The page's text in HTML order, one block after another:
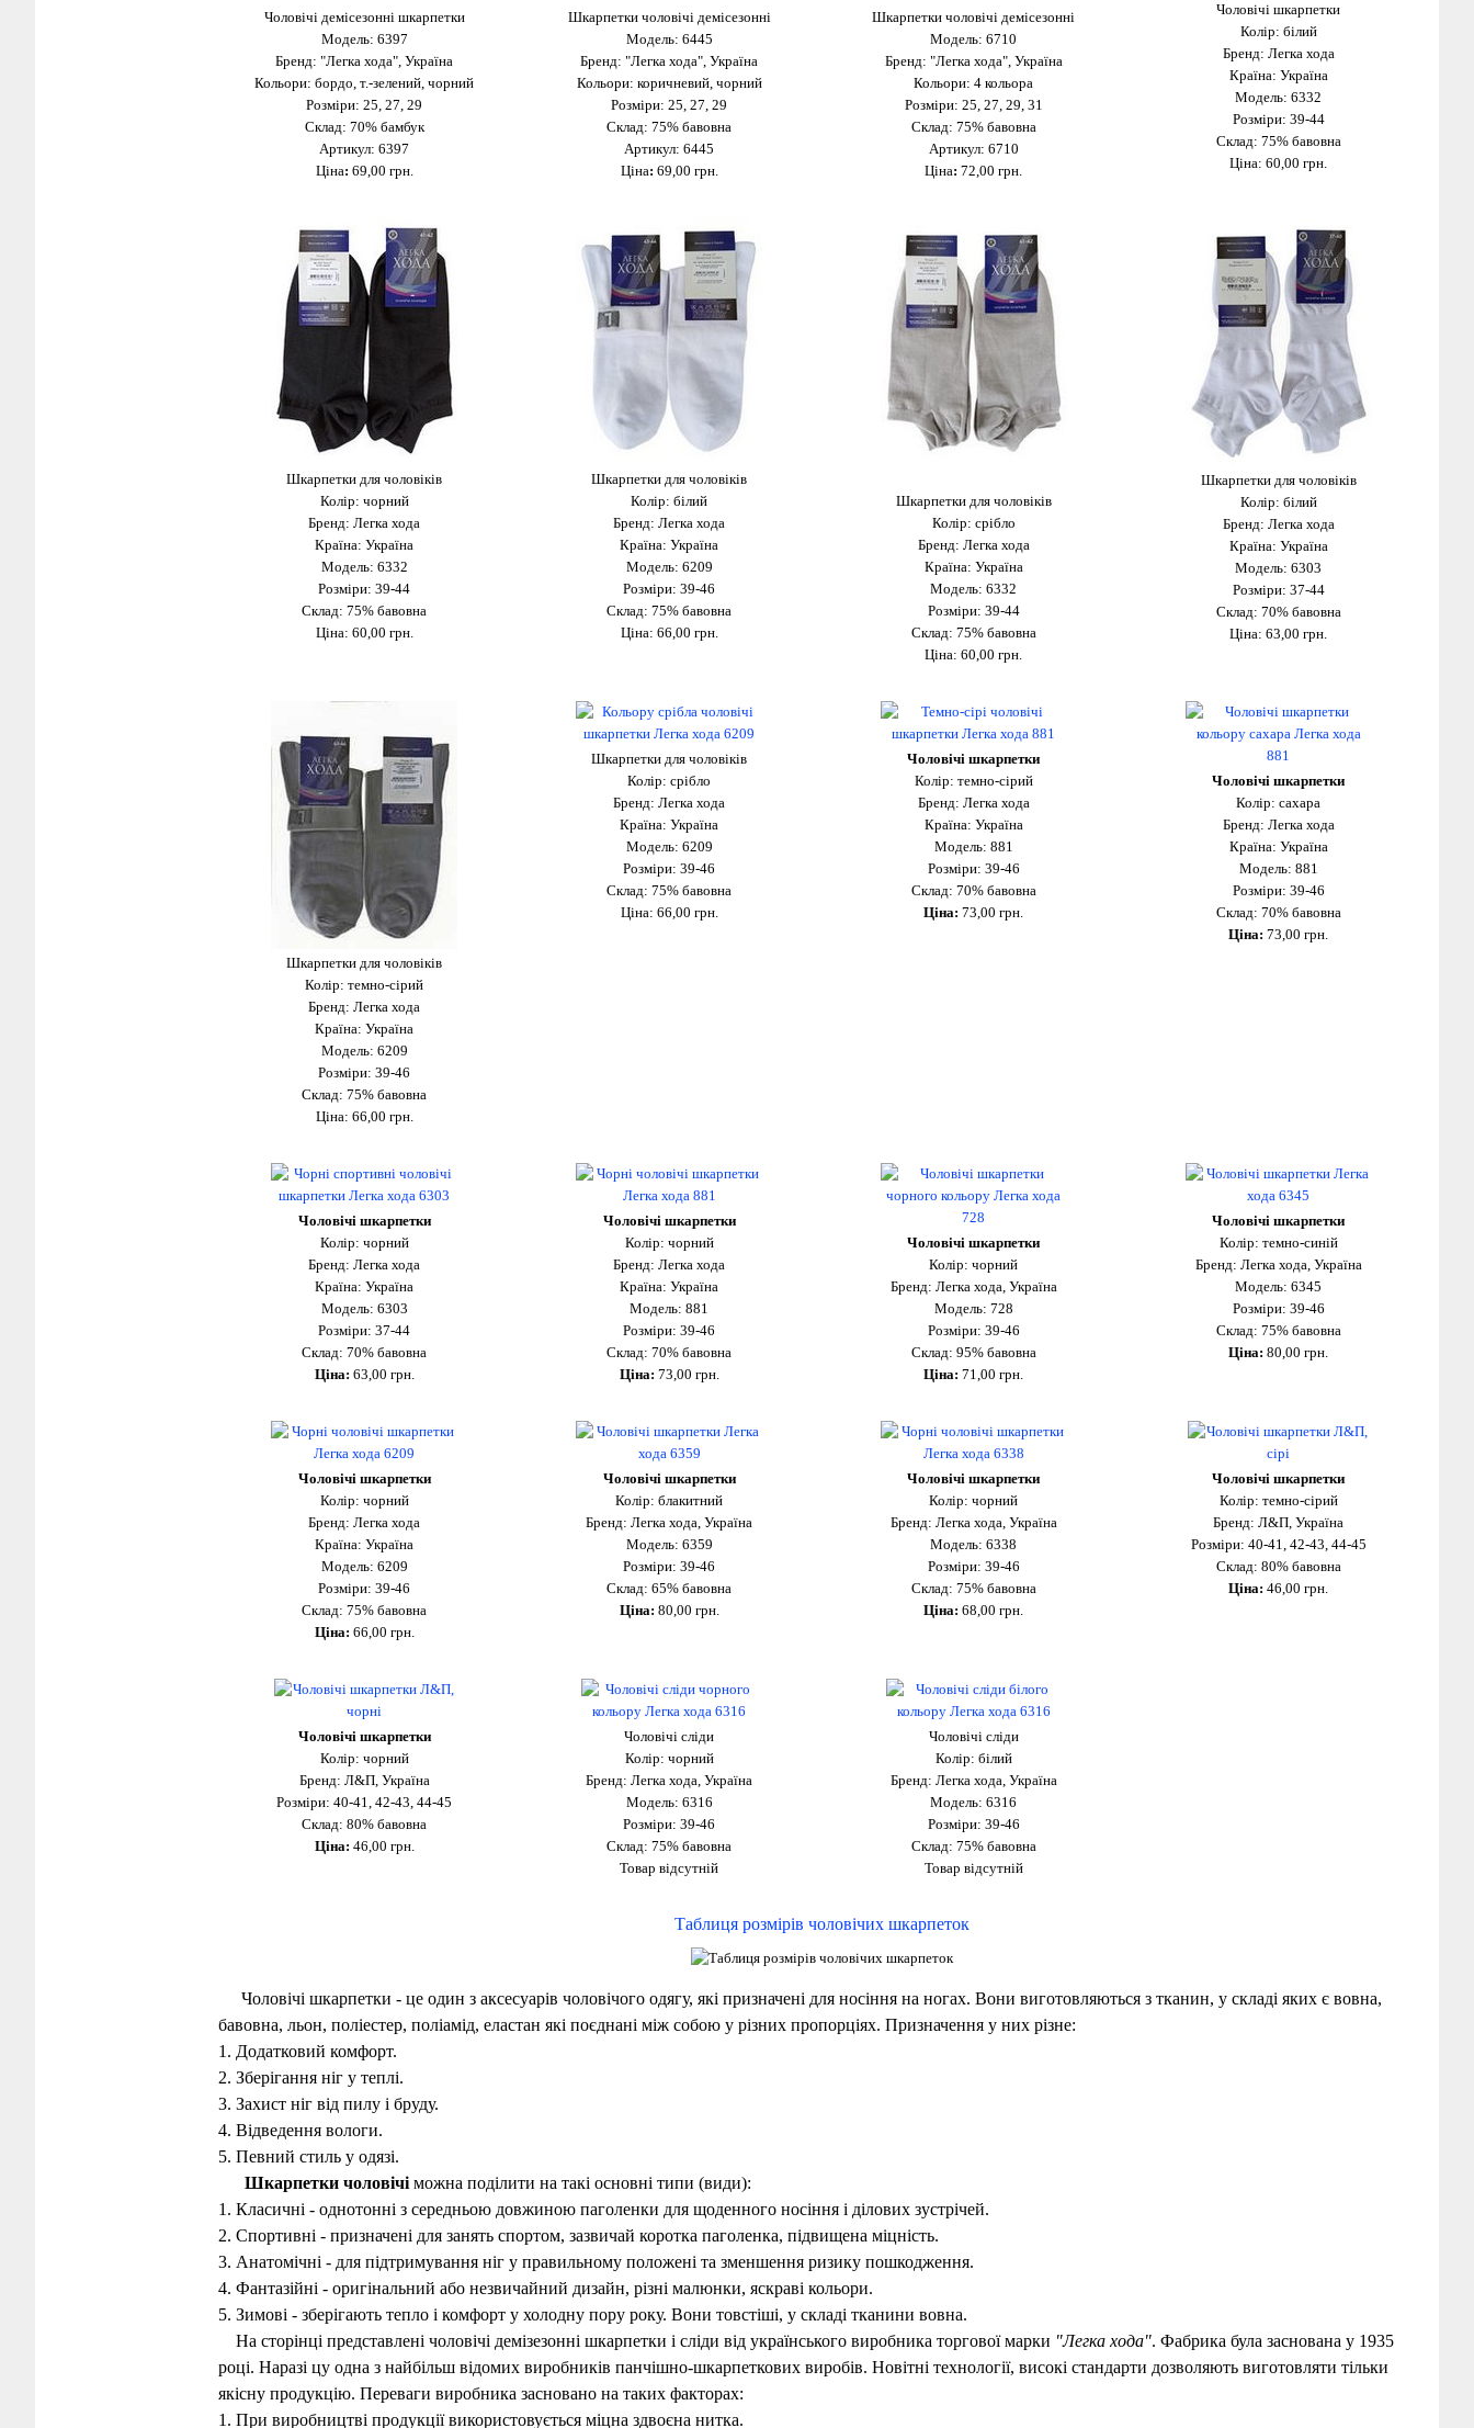
Шкарпетки чоловічі демісезонні
Модель: 6445
Бренд: "Легка хода", Україна
Кольори: коричневий, чорний
Розміри: 25, 27, 29
Склад: 75% бавовна
Артикул: 6445
Ціна: 69,00 грн.
Шкарпетки чоловічі демісезонні
Модель: 6710
Бренд: "Легка хода", Україна
Кольори: 4 кольора
Розміри: 25, 27, 29, 31
Склад: 75% бавовна
Артикул: 6710
Ціна: 72,00 грн.
Чоловічі шкарпетки
Колір: білий
Бренд: Легка хода
Країна: Україна
Модель: 6332
Розміри: 39-44
Склад: 75% бавовна
Ціна: 60,00 грн.
Шкарпетки для чоловіків
Колір: білий
Бренд: Легка хода
Країна: Україна
Модель: 6303
Розміри: 37-44
Склад: 70% бавовна
Ціна: 63,00 грн.
Шкарпетки для чоловіків
Колір: срібло
Бренд: Легка хода
Країна: Україна
Модель: 6332
Розміри: 39-44
Склад: 75% бавовна
Ціна: 60,00 грн.
Шкарпетки для чоловіків
Колір: білий
Бренд: Легка хода
Країна: Україна
Модель: 6209
Розміри: 39-46
Склад: 75% бавовна
Ціна: 66,00 грн.
Чоловічі демісезонні шкарпетки
Модель: 6397
Бренд: "Легка хода", Україна
Кольори: бордо, т.-зелений, чорний
Розміри: 25, 27, 29
Склад: 70% бамбук
Артикул: 6397
Ціна: 69,00 грн.
Шкарпетки для чоловіків
Колір: чорний
Бренд: Легка хода
Країна: Україна
Модель: 6332
Розміри: 39-44
Склад: 75% бавовна
Ціна: 60,00 грн.
Шкарпетки для чоловіків
Колір: темно-сірий
Бренд: Легка хода
Країна: Україна
Модель: 6209
Розміри: 39-46
Склад: 75% бавовна
Ціна: 66,00 грн.
Чоловічі шкарпетки
Колір: темно-сірий
Бренд: Легка хода
Країна: Україна
Модель: 881
Розміри: 39-46
Склад: 70% бавовна
Ціна: 73,00 грн.
Шкарпетки для чоловіків
Колір: срібло
Бренд: Легка хода
Країна: Україна
Модель: 6209
Розміри: 39-46
Склад: 75% бавовна
Ціна: 66,00 грн.
Чоловічі шкарпетки
Колір: чорний
Бренд: Легка хода, Україна
Модель: 728
Розміри: 39-46
Склад: 95% бавовна
Ціна: 71,00 грн.
Чоловічі шкарпетки
Колір: чорний
Бренд: Легка хода
Країна: Україна
Модель: 881
Розміри: 39-46
Склад: 70% бавовна
Ціна: 73,00 грн.
Чоловічі шкарпетки
Колір: чорний
Бренд: Легка хода
Країна: Україна
Модель: 6303
Розміри: 37-44
Склад: 70% бавовна
Ціна: 63,00 грн.
Чоловічі шкарпетки
Колір: чорний
Бренд: Легка хода
Країна: Україна
Модель: 6209
Розміри: 39-46
Склад: 75% бавовна
Ціна: 66,00 грн.
Чоловічі шкарпетки
Колір: блакитний
Бренд: Легка хода, Україна
Модель: 6359
Розміри: 39-46
Склад: 65% бавовна
Ціна: 80,00 грн.
Чоловічі шкарпетки
Колір: чорний
Бренд: Л&П, Україна
Розміри: 40-41, 42-43, 44-45
Склад: 80% бавовна
Ціна: 46,00 грн.
Чоловічі сліди
Колір: чорний
Бренд: Легка хода, Україна
Модель: 6316
Розміри: 39-46
Склад: 75% бавовна
Товар відсутній
Чоловічі шкарпетки
Колір: чорний
Бренд: Легка хода, Україна
Модель: 6338
Розміри: 39-46
Склад: 75% бавовна
Ціна: 68,00 грн.
Чоловічі сліди
Колір: білий
Бренд: Легка хода, Україна
Модель: 6316
Розміри: 39-46
Склад: 75% бавовна
Товар відсутній
Чоловічі шкарпетки
Колір: сахара
Бренд: Легка хода
Країна: Україна
Модель: 881
Розміри: 39-46
Склад: 70% бавовна
Ціна: 73,00 грн.
Чоловічі шкарпетки
Колір: темно-синій
Бренд: Легка хода, Україна
Модель: 6345
Розміри: 39-46
Склад: 75% бавовна
Ціна: 80,00 грн.
Чоловічі шкарпетки
Колір: темно-сірий
Бренд: Л&П, Україна
Розміри: 40-41, 42-43, 44-45
Склад: 80% бавовна
Ціна: 46,00 грн.
Таблиця розмірів чоловічих шкарпеток
Чоловічі шкарпетки - це один з аксесуарів чоловічого одягу, які призначені для носіння на ногах. Вони виготовляються з тканин, у складі яких є вовна,
бавовна, льон, поліестер, поліамід, еластан які поєднані між собою у різних пропорціях. Призначення у них різне:
1. Додатковий комфорт.
2. Зберігання ніг у теплі.
3. Захист ніг від пилу і бруду.
4. Відведення вологи.
5. Певний стиль у одязі.
Шкарпетки чоловічі можна поділити на такі основні типи (види):
1. Класичні - однотонні з середньою довжиною паголенки для щоденного носіння і ділових зустрічей.
2. Спортивні - призначені для занять спортом, зазвичай коротка паголенка, підвищена міцність.
3. Анатомічні - для підтримування ніг у правильному положені та зменшення ризику пошкодження.
4. Фантазійні - оригінальний або незвичайний дизайн, різні малюнки, яскраві кольори.
5. Зимові - зберігають тепло і комфорт у холодну пору року. Вони товстіші, у складі тканини вовна.
На сторінці представлені чоловічі демізезонні шкарпетки і сліди від українського виробника торгової марки "Легка хода". Фабрика була заснована у 1935
році. Наразі цу одна з найбільш відомих виробників панчішно-шкарпеткових виробів. Новітні технології, високі стандарти дозволяють виготовляти тільки
якісну продукцію. Переваги виробника засновано на таких факторах:
1. При виробництві продукції використовується міцна здвоєна нитка.